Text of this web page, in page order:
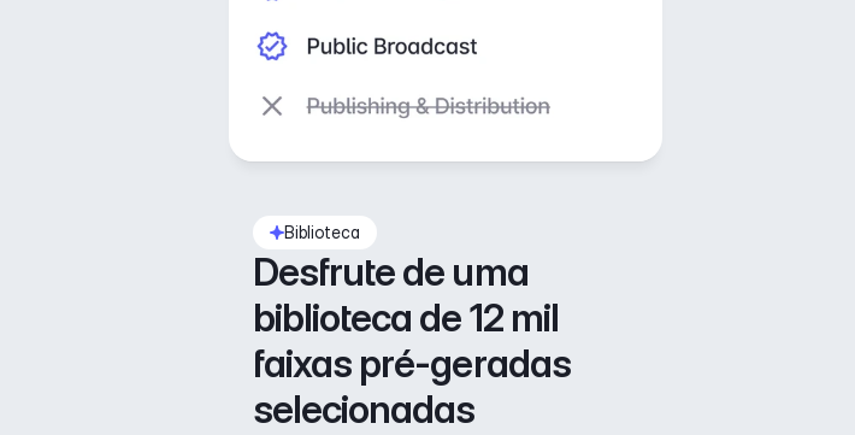
Biblioteca
Desfrute de uma
biblioteca de 12 mil
faixas pré-geradas
selecionadas